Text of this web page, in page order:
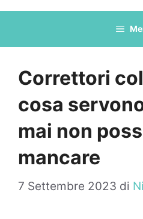
Correttori
cosa
mai non
mancare
7 Settembre 2023 di